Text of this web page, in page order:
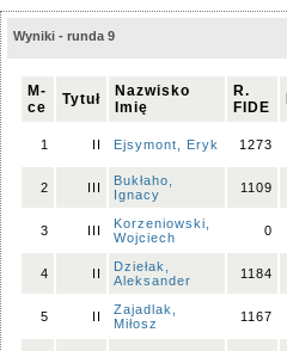
Wyniki - runda 9
M-
ce
Tytuł
Nazwisko
Imię
R.
FIDE
1 II Ejsymont, Eryk 1273
2 III
Bukłaho,
Ignacy
1109
3 III
Korzeniowski,
Wojciech
0
4 II
Dziełak,
Aleksander
1184
5 II
Zajadlak,
Miłosz
1167